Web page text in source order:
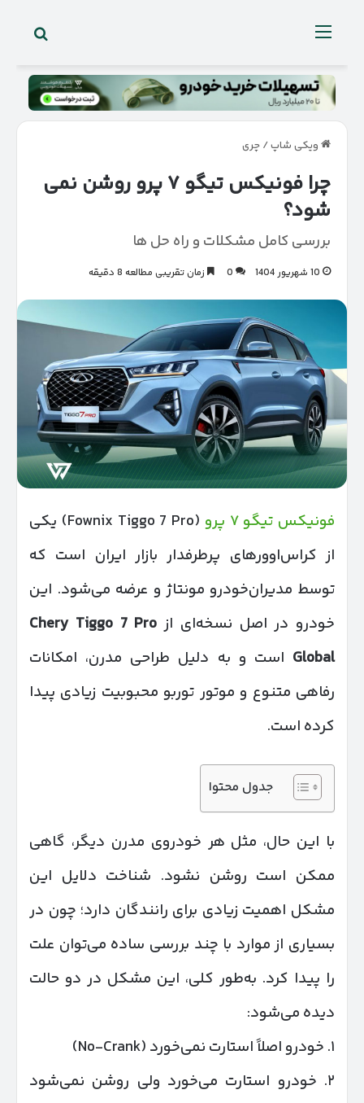
منو
ویکی شاپ/ چری
چرا فونیکس تیگو ۷ پرو روشن نمی‌
شود؟
بررسی کامل مشکلات و راه‌ حل‌ ها
10 شهریور 1404 0 زمان تقریبی مطالعه 8 دقیقه
فونیکس تیگو ۷ پرو
(Fownix Tiggo 7 Pro) یکی
از کراس‌اوورهای پرطرفدار بازار ایران است که
توسط مدیران‌خودرو مونتاژ و عرضه می‌شود. این
خودرو در اصل نسخه‌ای از Chery Tiggo 7 Pro
Global است و به دلیل طراحی مدرن، امکانات
رفاهی متنوع و موتور توربو محبوبیت زیادی پیدا
کرده است.
جدول محتوا
با این حال، مثل هر خودروی مدرن دیگر، گاهی
ممکن است روشن نشود. شناخت دلایل این
مشکل اهمیت زیادی برای رانندگان دارد؛ چون در
بسیاری از موارد با چند بررسی ساده می‌توان علت
را پیدا کرد. به‌طور کلی، این مشکل در دو حالت
دیده می‌شود:
۱. خودرو اصلاً استارت نمی‌خورد (No-Crank)
۲. خودرو استارت می‌خورد ولی روشن نمی‌شود